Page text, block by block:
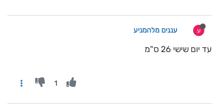
ע עננים מלהמניע
עד יום שישי 26 ס"מ
1